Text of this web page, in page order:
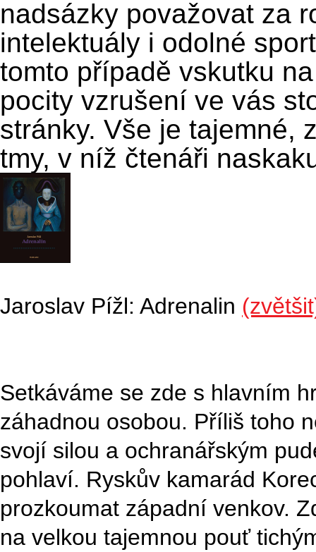
nadsázky považovat za
intelektuály i odolné
tomto případě vskutku
pocity vzrušení ve vás
stránky. Vše je tajemné,
tmy, v níž čtenáři
Jaroslav Pížl: Adrenalin
Setkáváme se zde s hlavním
záhadnou osobou. Příliš toho
svojí silou a ochranářským
pohlaví. Ryskův kamarád
prozkoumat západní venkov.
na velkou tajemnou pouť